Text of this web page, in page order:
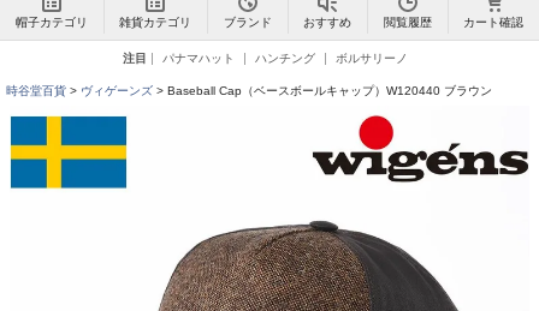
帽子カテゴリ 雑貨カテゴリ ブランド おすすめ 閲覧履歴 カート確認
注目 パナマハット ハンチング ボルサリーノ
時谷堂百貨 ヴィゲーンズ Baseball Cap（ベースボールキャップ）W120440 ブラウン